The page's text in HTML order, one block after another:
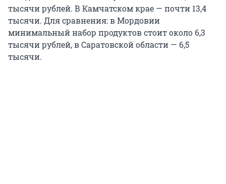
тысячи рублей. В Камчатском крае — почти 13,4
тысячи. Для сравнения: в Мордовии
минимальный набор продуктов стоит около 6,3
тысячи рублей, в Саратовской области — 6,5
тысячи.